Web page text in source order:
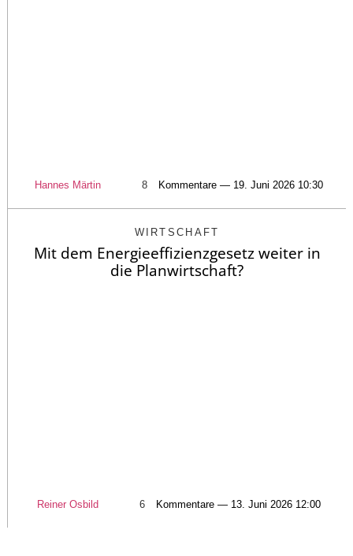
Hannes Märtin 8 Kommentare — 19. Juni 2026 10:30
WIRTSCHAFT
Mit dem Energieeffizienzgesetz weiter in
die Planwirtschaft?
Reiner Osbild 6 Kommentare — 13. Juni 2026 12:00